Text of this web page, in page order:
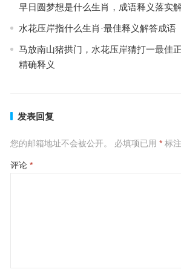
早日圆梦想是什么生肖，成语释义落实
水花压岸指什么生肖·最佳释义解答成语
马放南山猪拱门，水花压岸猜打一最佳
精确释义
发表回复
您的邮箱地址不会被公开。 必填项已用 *标注
评论 *